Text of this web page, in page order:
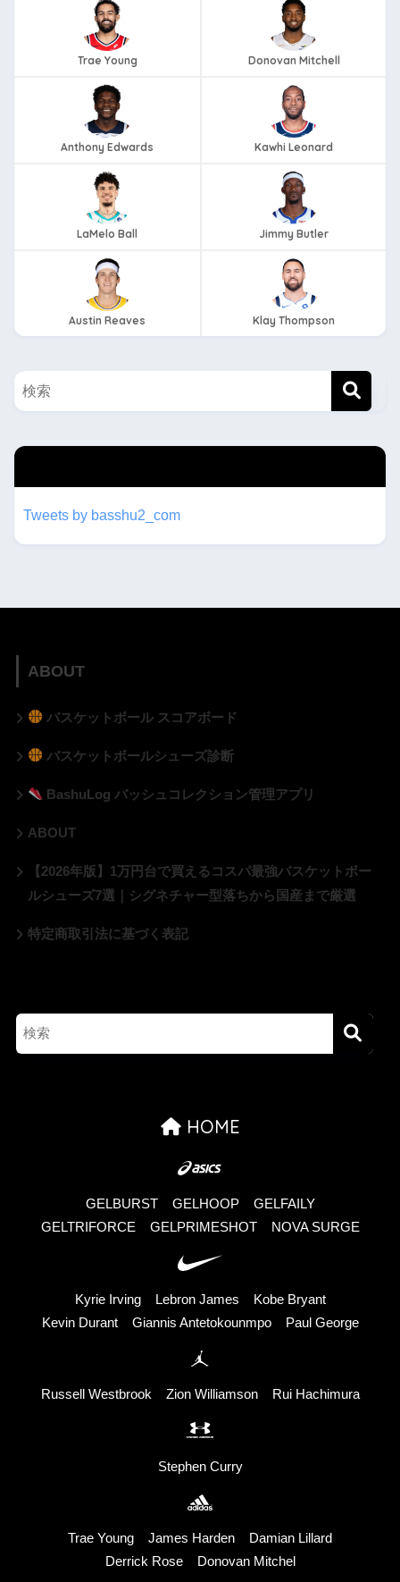
Trae Young Donovan Mitchell
Anthony Edwards Kawhi Leonard
LaMelo Ball Jimmy Butler
Austin Reaves Klay Thompson
Tweets by basshu2_com
ABOUT
バスケットボール スコアボード
バスケットボールシューズ診断
BashuLog バッシュコレクション管理アプリ
ABOUT
【2026年版】1万円台で買えるコスパ最強バスケットボー
ルシューズ7選｜シグネチャー型落ちから国産まで厳選
特定商取引法に基づく表記
HOME
GELBURST GELHOOP
GELFAILY
GELTRIFORCE
GELPRIMESHOT NOVA SURGE
Kyrie Irving Lebron James
Kobe Bryant
Kevin Durant
Giannis Antetokounmpo Paul George
Russell Westbrook Zion Williamson Rui Hachimura
Stephen Curry
Trae Young James Harden
Damian Lillard
Derrick Rose
Donovan Mitchel